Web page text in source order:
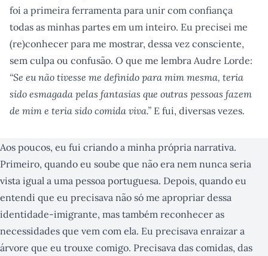
foi a primeira ferramenta para unir com confiança
todas as minhas partes em um inteiro. Eu precisei me
(re)conhecer para me mostrar, dessa vez consciente,
sem culpa ou confusão. O que me lembra Audre Lorde:
“Se eu não tivesse me definido para mim mesma, teria
sido esmagada pelas fantasias que outras pessoas fazem
de mim e teria sido comida viva.” E fui, diversas vezes.
Aos poucos, eu fui criando a minha própria narrativa.
Primeiro, quando eu soube que não era nem nunca seria
vista igual a uma pessoa portuguesa. Depois, quando eu
entendi que eu precisava não só me apropriar dessa
identidade-imigrante, mas também reconhecer as
necessidades que vem com ela. Eu precisava enraizar a
árvore que eu trouxe comigo. Precisava das comidas, das